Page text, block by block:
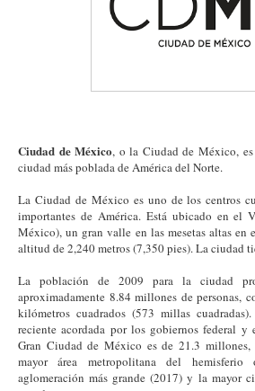
Ciudad de México, o la Ciudad de México,
ciudad más poblada de América del Norte.
La Ciudad de México es uno de los centros
importantes de América. Está ubicado en el
México), un gran valle en las mesetas altas en
altitud de 2,240 metros (7,350 pies). La ciudad
La población de 2009 para la ciudad
aproximadamente 8.84 millones de personas,
kilómetros cuadrados (573 millas
reciente acordada por los gobiernos federal
Gran Ciudad de México es de 21.3
mayor área metropolitana del hemisferio
aglomeración más grande (2017) y la mayor